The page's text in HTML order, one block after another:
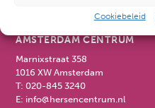
Cookiebeleid
info@hersencentrum.nl
AMSTERDAM CENTRUM
Marnixstraat 358
1016 XW Amsterdam
T:020-845 3240
E: info@hersencentrum.nl